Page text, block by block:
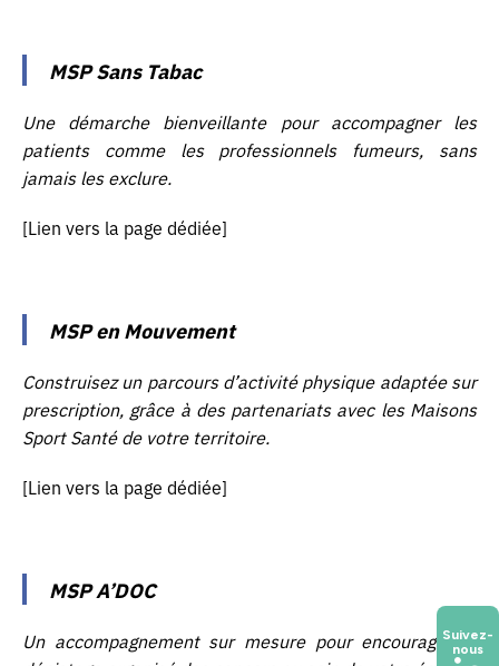
Suivez-
nous
MSP Sans Tabac
Une démarche bienveillante pour accompagner les
patients comme les professionnels fumeurs, sans
jamais les exclure.
[Lien vers la page dédiée]
MSP en Mouvement
Construisez un parcours d’activité physique adaptée sur
prescription, grâce à des partenariats avec les Maisons
Sport Santé de votre territoire.
[Lien vers la page dédiée]
MSP A’DOC
Un accompagnement sur mesure pour encourager le